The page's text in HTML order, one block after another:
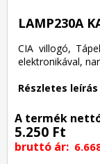
LAMP230A
CIA villogó,
elektronikával,
Részletes
A termék
5.250 Ft
bruttó ár: